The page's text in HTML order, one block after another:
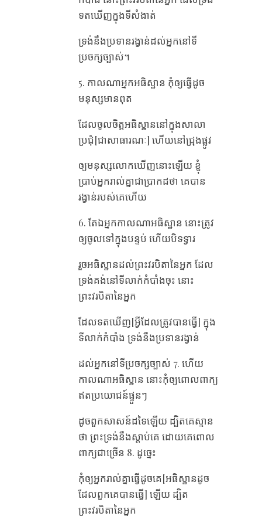
ទត​ឃើញ​ក្នុង​ទី​សំងាត់
ទ្រង់​នឹង​ប្រទាន​រង្វាន់​ដល់​អ្នក​នៅ​ទី​
ប្រចក្ស​ច្បាស់។
5. កាល​ណា​អ្នក​អធិស្ឋាន កុំ​ឲ្យ​ធ្វើ​ដូច​
មនុស្ស​មាន​ពុត
ដែល​ចូល​ចិត្ត​អធិស្ឋាន​នៅ​ក្នុង​សាលា​
ប្រជុំ[ជាសាធារណៈ] ហើយ​នៅ​ជ្រុង​ផ្លូវ
ឲ្យ​មនុស្ស​លោក​ឃើញ​នោះ​ឡើយ ខ្ញុំ​
បា្រប់​អ្នក​រាល់​គ្នា​ជា​បា្រកដ​ថា គេ​បាន​
រង្វាន់​របស់​គេ​ហើយ
6. តែ​ឯ​អ្នកកាល​ណា​អធិស្ឋាន នោះ​ត្រូវ​
ឲ្យ​ចូល​ទៅ​ក្នុង​បន្ទប់ ហើយ​បិទ​ទ្វារ
រួច​អធិស្ឋាន​ដល់​ព្រះវរបិតា​នៃ​អ្នក ដែល​
ទ្រង់​គង់​នៅ​ទី​លាក់​កំបាំង​ចុះ នោះ​
ព្រះវរបិតា​នៃ​អ្នក
ដែល​ទត​ឃើញ[អ្វីដែលត្រូវបានធ្វើ] ​ក្នុង​
ទី​លាក់​កំបាំង ទ្រង់​នឹង​ប្រទាន​រង្វាន់
ដល់​អ្នក​នៅ​ទី​ប្រចក្ស​ច្បាស់ 7. ហើយ​
កាល​ណា​អធិស្ឋាន នោះ​កុំ​ឲ្យ​ពោល​ពាក្យ​
ឥត​ប្រយោជន៍​ផ្ទួនៗ
ដូច​ពួក​សាសន៍​ដទៃ​ឡើយ ដ្បិត​គេ​ស្មាន​
ថា ព្រះ​ទ្រង់​នឹង​ស្តាប់​គេ ដោយ​គេ​ពោល​
ពាក្យ​ជា​ច្រើន 8. ដូច្នេះ
កុំ​ឲ្យ​អ្នក​រាល់​គ្នា​ធ្វើ​ដូច​គេ​[អធិស្ឋានដូច
ដែលពួកគេបានធ្វើ] ឡើយ ដ្បិត​
ព្រះវរបិតា​នៃ​អ្នក